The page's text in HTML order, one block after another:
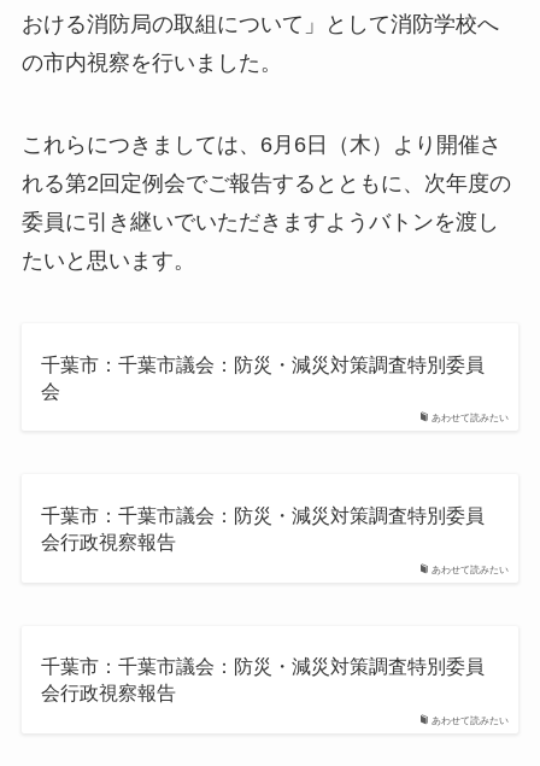
おける消防局の取組について」として消防学校へ
の市内視察を行いました。
これらにつきましては、6月6日（木）より開催さ
れる第2回定例会でご報告するとともに、次年度の
委員に引き継いでいただきますようバトンを渡し
たいと思います。
あわせて読みたい
千葉市：千葉市議会：防災・減災対策調査特別委員
会
あわせて読みたい
千葉市：千葉市議会：防災・減災対策調査特別委員
会行政視察報告
あわせて読みたい
千葉市：千葉市議会：防災・減災対策調査特別委員
会行政視察報告